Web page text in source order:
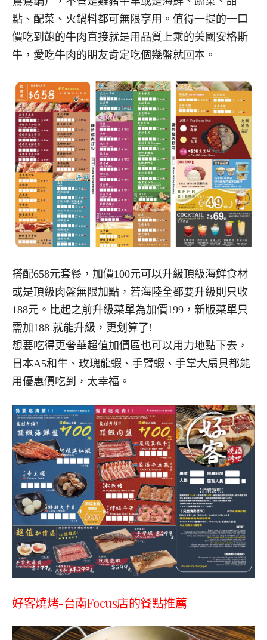
點、配菜、火鍋料都可無限享用。值得一提的一口
價吃到飽的牛肉直接就是用品質上乘的美國安格斯
牛，愛吃牛肉的朋友肯定吃個幾盤就回本。
搭配658元套餐，加價100元可以升級頂級海鮮食材
或是頂級肉盤無限加點，若海陸全都要升級則只收
188元。比起之前升級菜單為加價199，新版菜單只
需加188 就能升級，更划算了!
想要吃得更奢華超值加價區也可以用力地點下去，
日本A5和牛、玫瑰龍蝦、手臂蝦、手掌大扇貝都能
用優惠價吃到，太幸福。
好客燒烤-台南Focus店的餐點推薦